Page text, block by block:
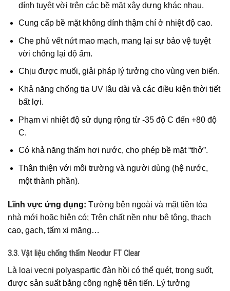
dính tuyệt vời trên các bề mặt xây dựng khác nhau.
Cung cấp bề mặt không dính thậm chí ở nhiệt độ cao.
Che phủ vết nứt mao mạch, mang lại sự bảo vệ tuyệt
vời chống lại độ ẩm.
Chịu được muối, giải pháp lý tưởng cho vùng ven biển.
Khả năng chống tia UV lâu dài và các điều kiện thời tiết
bất lợi.
Phạm vi nhiệt độ sử dụng rộng từ -35 độ C đến +80 độ
C.
Có khả năng thấm hơi nước, cho phép bề mặt “thở”.
Thân thiện với môi trường và người dùng (hệ nước,
một thành phần).
Lĩnh vực ứng dụng: Tường bên ngoài và mặt tiền tòa
nhà mới hoặc hiện có; Trên chất nền như bê tông, thạch
cao, gạch, tấm xi măng…
3.3. Vật liệu chống thấm Neodur FT Clear
Là loại vecni polyaspartic đàn hồi có thể quét, trong suốt,
được sản suất bằng công nghệ tiên tiến. Lý tưởng